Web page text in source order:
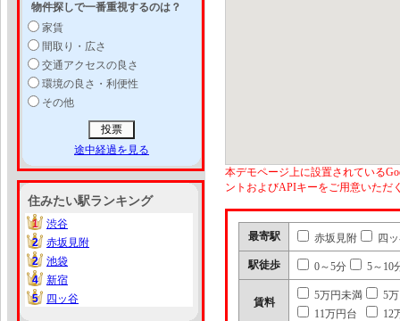
物件探しで一番重視するのは？
家賃
間取り・広さ
交通アクセスの良さ
環境の良さ・利便性
その他
途中経過を見る
住みたい駅ランキング
1
1
渋谷
2
2
赤坂見附
2
2
池袋
4
4
新宿
5
5 四ッ谷
本デモページ上に設置されている
ントおよびAPIキーをご用意いただ
最寄駅 赤坂見附 四
駅徒歩 0～5分 5～10
賃料
5万円未満
5
11万円台
12